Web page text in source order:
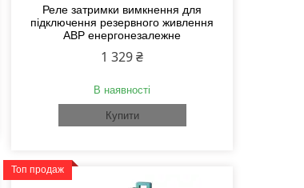
Реле затримки вимкнення для
підключення резервного живлення
АВР енергонезалежне
1 329 ₴
В наявності
Купити
Топ продаж